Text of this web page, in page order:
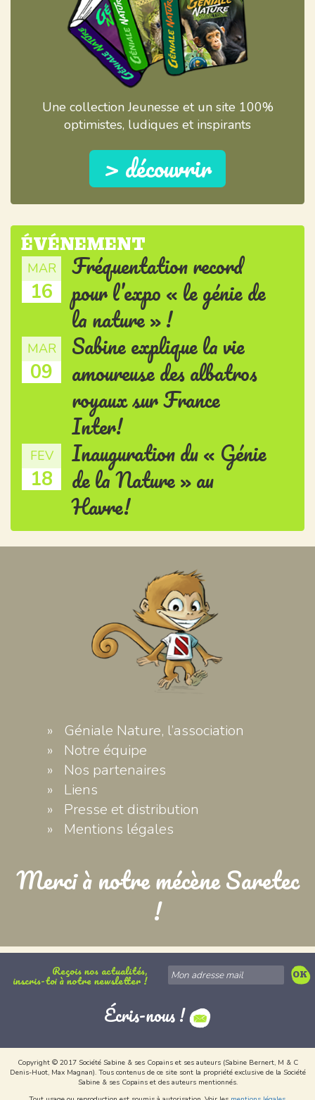
Une collection Jeunesse et un site 100%
optimistes, ludiques et inspirants
> découvrir
ÉVÉNEMENT
MAR
16
Fréquentation record
pour l’expo « le génie de
la nature » !
MAR
09
Sabine explique la vie
amoureuse des albatros
royaux sur France
Inter!
FEV
18
Inauguration du « Génie
de la Nature » au
Havre!
Géniale Nature, l’association
Notre équipe
Nos partenaires
Liens
Presse et distribution
Mentions légales
Merci à notre mécène Saretec
!
Reçois nos actualités,
inscris-toi à notre newsletter !
Écris-nous !
Copyright © 2017 Société Sabine & ses Copains et ses auteurs (Sabine Bernert, M & C
Denis-Huot, Max Magnan). Tous contenus de ce site sont la propriété exclusive de la Société
Sabine & ses Copains et des auteurs mentionnés.